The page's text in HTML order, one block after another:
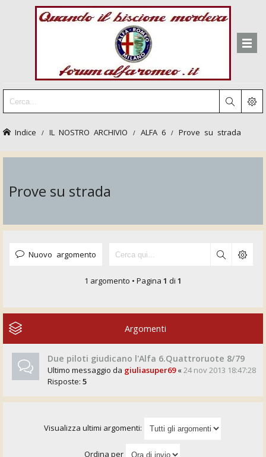
Indice IL NOSTRO ARCHIVIO ALFA 6 Prove su strada
Prove su strada
Nuovo argomento
1 argomento • Pagina 1 di 1
Argomenti
Due piloti giudicano l'Alfa 6.Quattroruote 8/79
Ultimo messaggio da giuliasuper69«24 nov 2013 18:47:28
Risposte: 5
Visualizza ultimi argomenti:
Ordina per